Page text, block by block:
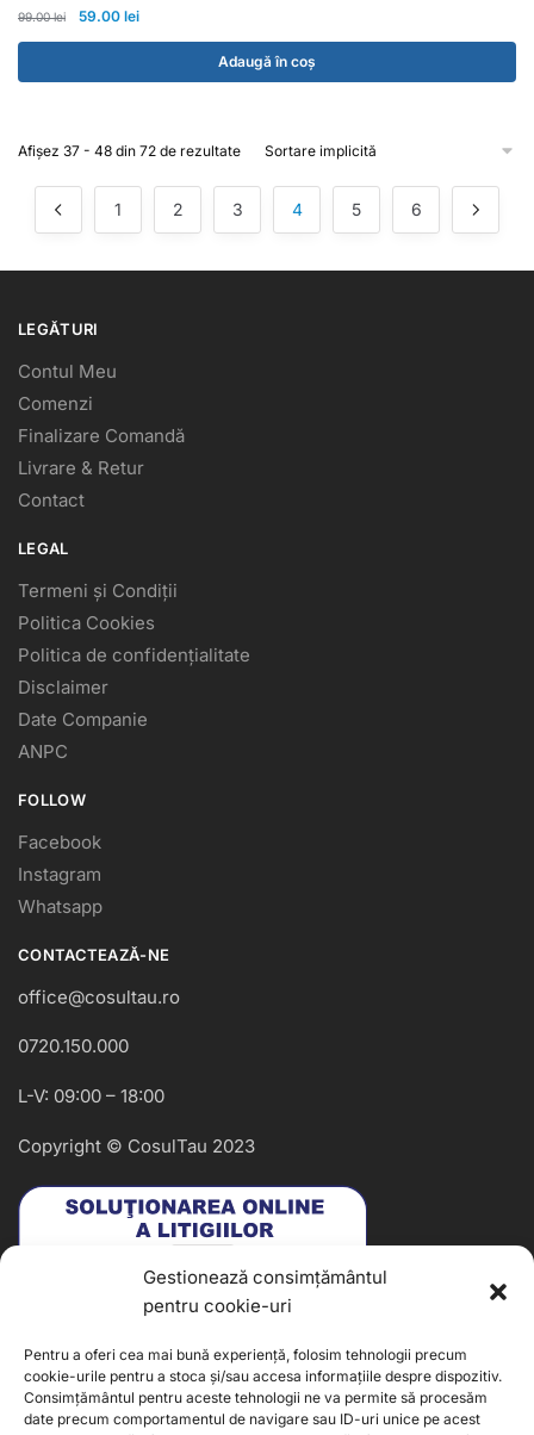
Gestionează consimțământul
pentru cookie-uri
Pentru a oferi cea mai bună experiență, folosim tehnologii precum
cookie-urile pentru a stoca și/sau accesa informațiile despre dispozitiv.
Consimțământul pentru aceste tehnologii ne va permite să procesăm
date precum comportamentul de navigare sau ID-uri unice pe acest
99.00lei 59.00 lei
Adaugă în coș
Afișez 37 - 48 din 72 de rezultate
1 2 3 4 5 6
LEGĂTURI
Contul Meu
Comenzi
Finalizare Comandă
Livrare & Retur
Contact
LEGAL
Termeni și Condiții
Politica Cookies
Politica de confidențialitate
Disclaimer
Date Companie
ANPC
FOLLOW
Facebook
Instagram
Whatsapp
CONTACTEAZĂ-NE
office@cosultau.ro
0720.150.000
L-V: 09:00 – 18:00
Copyright © CosulTau 2023